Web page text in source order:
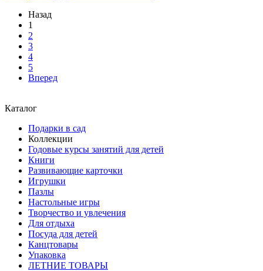
Назад
1
2
3
4
5
Вперед
Каталог
Подарки в сад
Коллекции
Годовые курсы занятий для детей
Книги
Развивающие карточки
Игрушки
Пазлы
Настольные игры
Творчество и увлечения
Для отдыха
Посуда для детей
Канцтовары
Упаковка
ЛЕТНИЕ ТОВАРЫ